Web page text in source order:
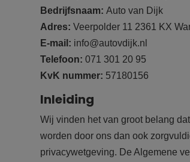
Bedrijfsnaam: Auto van Dijk
Adres: Veerpolder 11 2361 KX
E-mail: info@autovdijk.nl
Telefoon: 071 301 20 95
KvK nummer: 57180156
Inleiding
Wij vinden het van groot belang
worden door ons dan ook
privacywetgeving. De Algemene